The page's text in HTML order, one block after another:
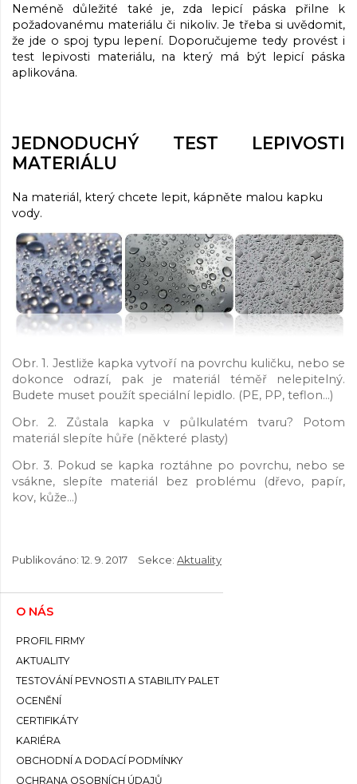
Neméně důležité také je, zda lepicí páska přilne k
požadovanému materiálu či nikoliv. Je třeba si uvědomit,
že jde o spoj typu lepení. Doporučujeme tedy provést i
test lepivosti materiálu, na který má být lepicí páska
aplikována.
JEDNODUCHÝ TEST LEPIVOSTI
MATERIÁLU
Na materiál, který chcete lepit, kápněte malou kapku
vody.
Obr. 1. Jestliže kapka vytvoří na povrchu kuličku, nebo se
dokonce odrazí, pak je materiál téměř nelepitelný.
Budete muset použít speciální lepidlo. (PE, PP, teflon...)
Obr. 2. Zůstala kapka v půlkulatém tvaru? Potom
materiál slepíte hůře (některé plasty)
Obr. 3. Pokud se kapka roztáhne po povrchu, nebo se
vsákne, slepíte materiál bez problému (dřevo, papír,
kov, kůže...)
Publikováno: 12. 9. 2017 Sekce: Aktuality
O NÁS
PROFIL FIRMY
AKTUALITY
TESTOVÁNÍ PEVNOSTI A STABILITY PALET
OCENĚNÍ
CERTIFIKÁTY
KARIÉRA
OBCHODNÍ A DODACÍ PODMÍNKY
OCHRANA OSOBNÍCH ÚDAJŮ